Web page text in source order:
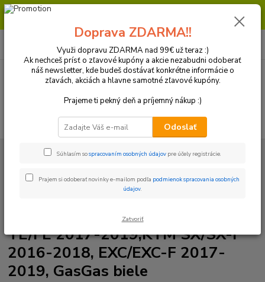
Milí zákazníci, pri objednávke nad 99€ získate poštovné ZDARMA.
(Po-Pia, 8:30-16:30 hod.)
Plasty a Kryty KTM Kryty rámu
Chrániče rámu Acerbis X-
Chrániče rámu Acerbis X-grip
Husqvarna TC/FC 2016-2018,
TE/FE 2017-2019,KTM SX/SX-F
2016-2018, EXC/EXC-F 2017-
2019, GasGas biele
Doprava ZDARMA!!
Využi dopravu ZDARMA nad 99€ už teraz :)
Ak nechceš prísť o zľavové kupóny a akcie nezabudni odoberať
náš newsletter, kde budeš dostávať konkrétne informácie o
zľavách, akciách a hlavne samotné zľavové kupóny.
Prajeme ti pekný deň a príjemný nákup :)
Odoslať
Súhlasím sospracovaním osobných údajov pre účely registrácie.
Prajem si odoberať novinky e-mailom podľa podmienok spracovania osobných
údajov.
Zatvoriť